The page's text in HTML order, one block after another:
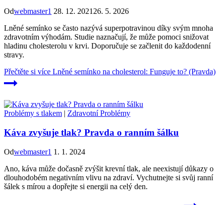
Odwebmaster1 28. 12. 2021 26. 5. 2026
Lněné semínko se často nazývá superpotravinou díky svým mnoha
zdravotním výhodám. Studie naznačují, že může pomoci snižovat
hladinu cholesterolu v krvi. Doporučuje se začlenit do každodenní
stravy.
Přečtěte si více Lněné semínko na cholesterol: Funguje to? (Pravda)
Problémy s tlakem | Zdravotní Problémy
Káva zvyšuje tlak? Pravda o ranním šálku
Odwebmaster1 1. 1. 2024
Ano, káva může dočasně zvýšit krevní tlak, ale neexistují důkazy o
dlouhodobém negativním vlivu na zdraví. Vychutnejte si svůj ranní
šálek s mírou a dopřejte si energii na celý den.